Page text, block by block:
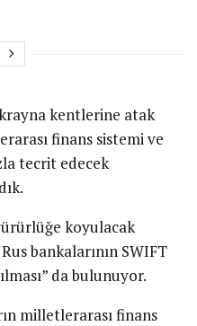
kentlerine atak
finans sistemi ve
tecrit edecek
koyulacak
bankalarının SWIFT
da bulunuyor.
milletlerarası finans